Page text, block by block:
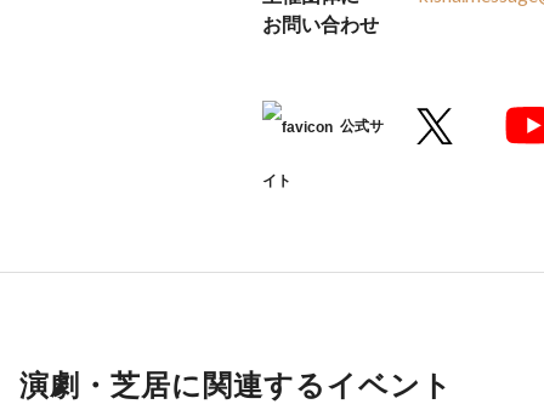
お問い合わせ
公式サ
イト
演劇・芝居に関連するイベント